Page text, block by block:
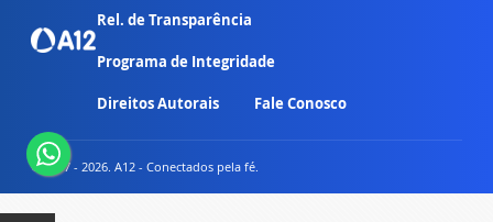
Rel. de Transparência
Programa de Integridade
Direitos Autorais Fale Conosco
© 2007 - 2026. A12 - Conectados pela fé.